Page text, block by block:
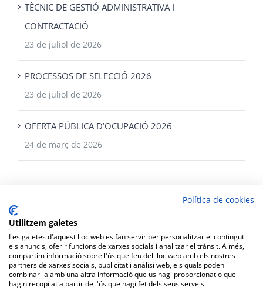
TÈCNIC DE GESTIÓ ADMINISTRATIVA I
CONTRACTACIÓ
23 de juliol de 2026
PROCESSOS DE SELECCIÓ 2026
23 de juliol de 2026
OFERTA PÚBLICA D’OCUPACIÓ 2026
24 de març de 2026
Copyright Ajuntament de Corbera |Protecció de dades personals
Política de Privacitat|Política de Cookies| Tots els drets reservats |
Política de cookies
Utilitzem galetes
Les galetes d'aquest lloc web es fan servir per personalitzar el contingut i
els anuncis, oferir funcions de xarxes socials i analitzar el trànsit. A més,
compartim informació sobre l'ús que feu del lloc web amb els nostres
partners de xarxes socials, publicitat i anàlisi web, els quals poden
combinar-la amb una altra informació que us hagi proporcionat o que
hagin recopilat a partir de l'ús que hagi fet dels seus serveis.